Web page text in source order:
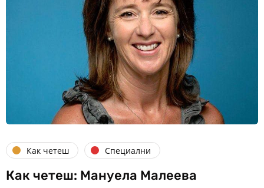
Как четеш Специални
Как четеш: Мануела Малеева